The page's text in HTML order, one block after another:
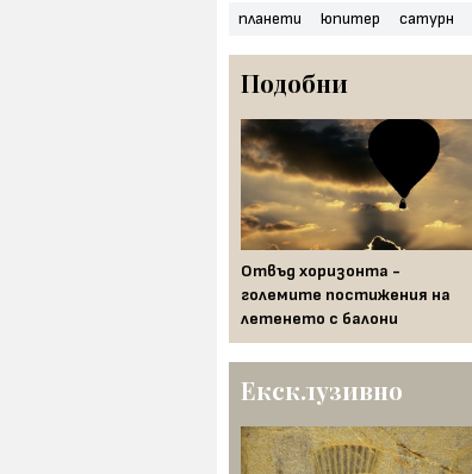
планети юпитер сатурн
Подобни
Отвъд хоризонта -
големите постижения на
летенето с балони
Ексклузивно